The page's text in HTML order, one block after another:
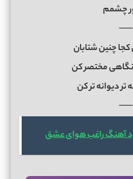
چشمم
چنین شتابان
نگاهی مختصر کن
تر دیوانه تر کن
آهنگ راغب هوای عشق